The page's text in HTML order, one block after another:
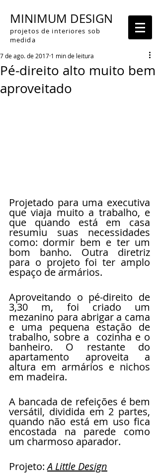
MINIMUM DESIGN
projetos de interiores sob
medida
Pé-direito alto muito bem
aproveitado
7 de ago. de 2017 1 min de leitura
Projetado para uma executiva
que viaja muito a trabalho, e
que quando está em casa
resumiu suas necessidades
como: dormir bem e ter um
bom banho. Outra diretriz
para o projeto foi ter amplo
espaço de armários.
Aproveitando o pé-direito de
3,30 m, foi criado um
mezanino para abrigar a cama
e uma pequena estação de
trabalho, sobre a  cozinha e o
banheiro. O restante do
apartamento aproveita a
altura em armários e nichos
em madeira.
A bancada de refeições é bem
versátil, dividida em 2 partes,
quando não está em uso fica
encostada na parede como
um charmoso aparador.
Projeto: A Little Design